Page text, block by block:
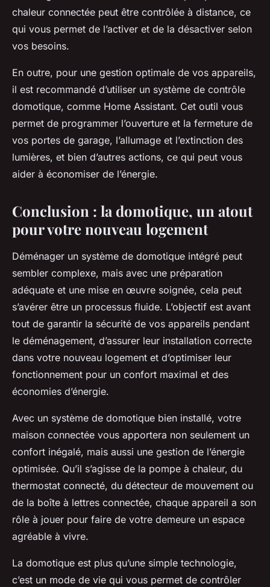
chaleur connectée peut être contrôlée à distance, ce
qui vous permet de l’activer et de la désactiver selon
vos besoins.
En outre, pour une gestion optimale de vos appareils,
il est recommandé d’utiliser un système de contrôle
domotique, comme Home Assistant. Cet outil vous
permet de programmer l’ouverture et la fermeture de
vos portes de garage, l’allumage et l’extinction des
lumières, et bien d’autres actions, ce qui peut vous
aider à économiser de l’énergie.
Conclusion : la domotique, un atout
pour votre nouveau logement
Déménager un système de domotique intégré peut
sembler complexe, mais avec une préparation
adéquate et une mise en œuvre soignée, cela peut
s’avérer être un processus fluide. L’objectif est avant
tout de garantir la sécurité de vos appareils pendant
le déménagement, d’assurer leur installation correcte
dans votre nouveau logement et d’optimiser leur
fonctionnement pour un confort maximal et des
économies d’énergie.
Avec un système de domotique bien installé, votre
maison connectée vous apportera non seulement un
confort inégalé, mais aussi une gestion de l’énergie
optimisée. Qu’il s’agisse de la pompe à chaleur, du
thermostat connecté, du détecteur de mouvement ou
de la boîte à lettres connectée, chaque appareil a son
rôle à jouer pour faire de votre demeure un espace
agréable à vivre.
La domotique est plus qu’une simple technologie,
c’est un mode de vie qui vous permet de contrôler